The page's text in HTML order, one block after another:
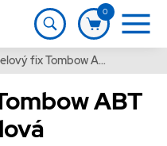
0
Akvarelový fix Tombow ABT Dual Brush - fialová
ABT